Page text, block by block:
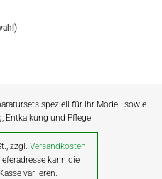
speziell für Ihr Modell sowie
Entkalkung und Pflege.
zzgl.Versandkosten
kann die
variieren.